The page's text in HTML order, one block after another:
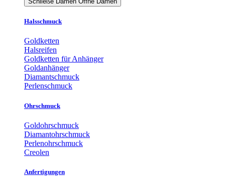
Halsschmuck
Goldketten
Halsreifen
Goldketten für Anhänger
Goldanhänger
Diamantschmuck
Perlenschmuck
Ohrschmuck
Goldohrschmuck
Diamantohrschmuck
Perlenohrschmuck
Creolen
Anfertigungen